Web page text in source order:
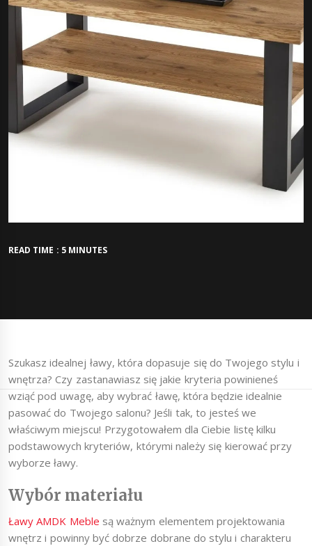
READ TIME : 5 MINUTES
Szukasz idealnej ławy, która dopasuje się do Twojego stylu i
wnętrza? Czy zastanawiasz się jakie kryteria powinieneś
wziąć pod uwagę, aby wybrać ławę, która będzie idealnie
pasować do Twojego salonu? Jeśli tak, to jesteś we
właściwym miejscu! Przygotowałem dla Ciebie listę kilku
podstawowych kryteriów, którymi należy się kierować przy
wyborze ławy.
Wybór materiału
Ławy AMDK Meble są ważnym elementem projektowania
wnętrz i powinny być dobrze dobrane do stylu i charakteru